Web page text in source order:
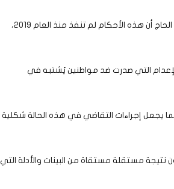
وبالإشارة إلى أحكام الإعدام التي صدرت مؤخرا في حق مواطنين، يقول الحاج أن هذه الأحكام لم تنفذ منذ العام 2019،
التي صدرت ضد مواطنين يُشتبه في
يجعل إجراءات التقاضي في هذه الحالة شكلية
نتيجة مستقلة مستقاة من البينات والأدلة التي